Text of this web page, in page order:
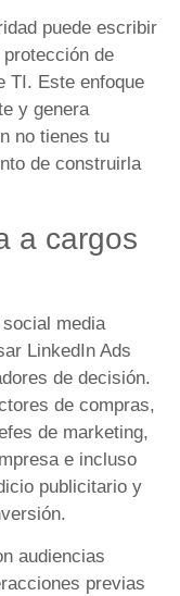
puede escribir
de
TI. Este enfoque
y genera
no tienes tu
de construirla
a cargos
media
LinkedIn Ads
de decisión.
de compras,
de marketing,
e incluso
publicitario y
audiencias
previas